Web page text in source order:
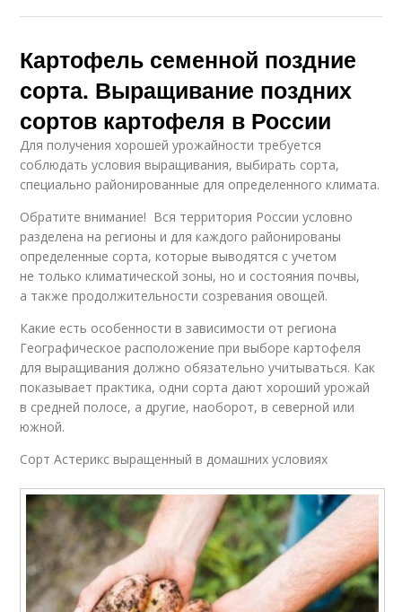
Картофель семенной поздние
сорта. Выращивание поздних
сортов картофеля в России
Для получения хорошей урожайности требуется
соблюдать условия выращивания, выбирать сорта,
специально районированные для определенного климата.
Обратите внимание! Вся территория России условно
разделена на регионы и для каждого районированы
определенные сорта, которые выводятся с учетом
не только климатической зоны, но и состояния почвы,
а также продолжительности созревания овощей.
Какие есть особенности в зависимости от региона
Географическое расположение при выборе картофеля
для выращивания должно обязательно учитываться. Как
показывает практика, одни сорта дают хороший урожай
в средней полосе, а другие, наоборот, в северной или
южной.
Сорт Астерикс выращенный в домашних условиях